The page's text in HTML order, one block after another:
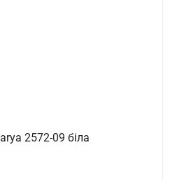
2572-09 біла